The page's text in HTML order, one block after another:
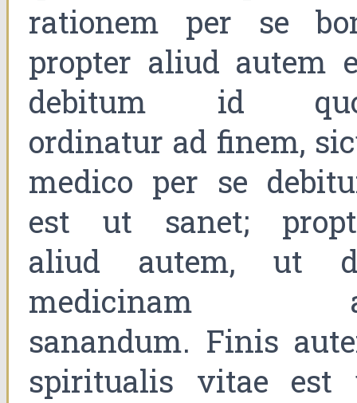
rationem per se
propter aliud autem
debitum id
ordinatur ad finem,
medico per se
est ut sanet;
aliud autem, ut
medicinam
sanandum. Finis
spiritualis vitae est